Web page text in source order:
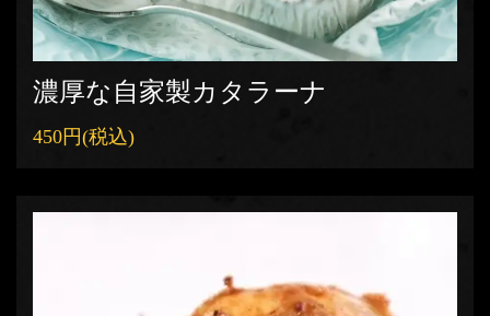
濃厚な自家製カタラーナ
450円(税込)
お店情報をコピー